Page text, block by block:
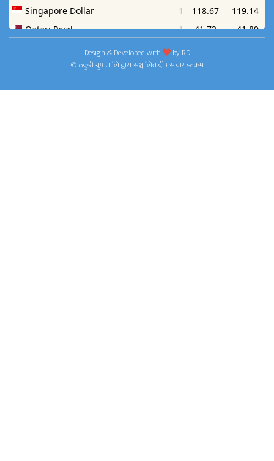
Design & Developed with byRD
© ठकुरी ग्रुप प्रा.लि द्वारा सञ्चालित दीप संचार डटकम